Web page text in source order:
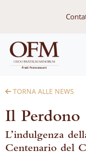
TORNA ALLE NEWS
Il Perdono
L’indulgenza
Centenario del